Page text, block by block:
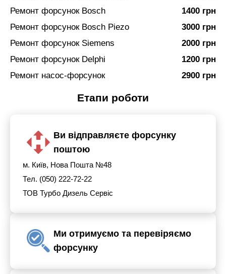
Ремонт форсунок Bosch
1400 грн
Ремонт форсунок Bosch Piezo
3000 грн
Ремонт форсунок Siemens
2000 грн
Ремонт форсунок Delphi
1200 грн
Ремонт насос-форсунок
2900 грн
Етапи роботи
Ви відправляєте форсунку
поштою
м. Київ, Нова Пошта №48
Тел. (050) 222-72-22
ТОВ Турбо Дизель Сервіс
Ми отримуємо та перевіряємо
форсунку